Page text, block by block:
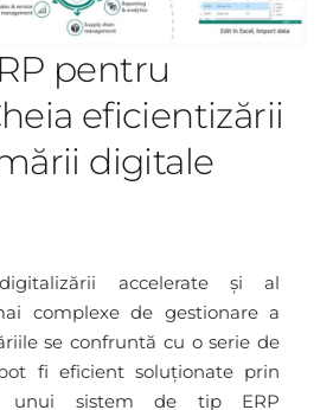
pentru
eficientizării
digitale
accelerate și al
complexe de gestionare a
se confruntă cu o serie de
fi eficient soluționate prin
unui sistem de tip ERP